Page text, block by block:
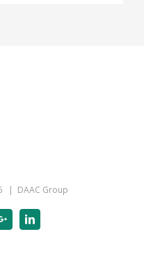
| DAAC Group
Google+Linkedin